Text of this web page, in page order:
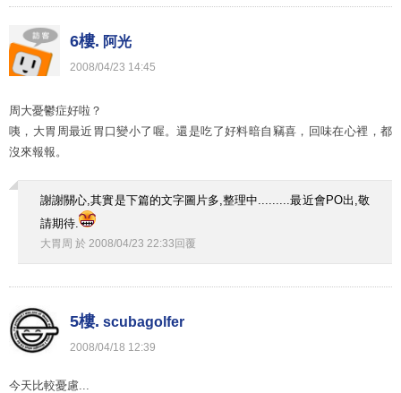
6樓. 阿光
2008/04/23 14:45
周大憂鬱症好啦？
咦，大胃周最近胃口變小了喔。還是吃了好料暗自竊喜，回味在心裡，都
沒來報報。
謝謝關心,其實是下篇的文字圖片多,整理中.........最近會PO出,敬
請期待.
大胃周 於 2008/04/23 22:33回覆
5樓. scubagolfer
2008/04/18 12:39
今天比較憂慮...